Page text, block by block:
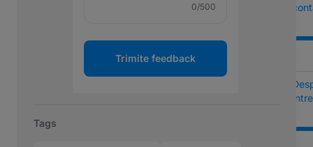
0/500
Trimite feedback
Tags